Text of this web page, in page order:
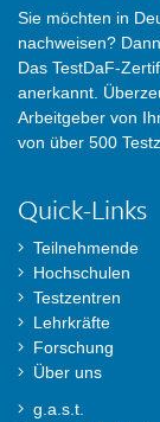
Sie möchten in
nachweisen?
Das TestDaF-
anerkannt.
Arbeitgeber von
von über 500
Quick-Links
Teilnehmende
Hochschulen
Testzentren
Lehrkräfte
Forschung
Über uns
g.a.s.t.